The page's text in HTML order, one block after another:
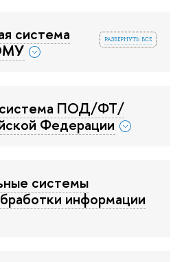
развернуть все
система
система ПОД/ФТ/
Федерации
системы
информации